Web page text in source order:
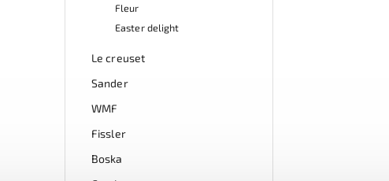
Fleur
Easter delight
Le creuset
Sander
WMF
Fissler
Boska